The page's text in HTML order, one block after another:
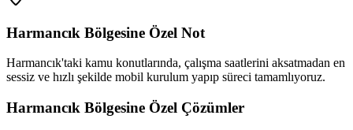
Harmancık Bölgesine Özel Not
Harmancık'taki kamu konutlarında, çalışma saatlerini aksatmadan en
sessiz ve hızlı şekilde mobil kurulum yapıp süreci tamamlıyoruz.
Harmancık Bölgesine Özel Çözümler